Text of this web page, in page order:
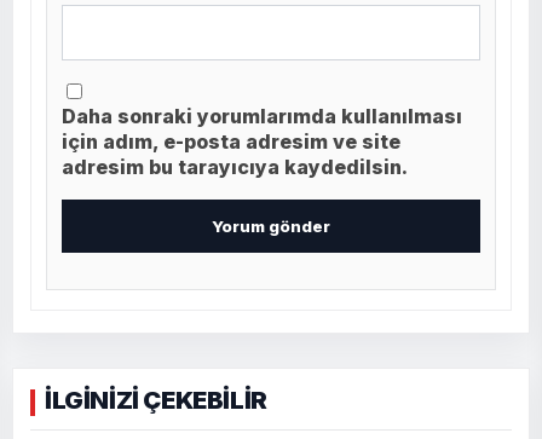
Daha sonraki yorumlarımda kullanılması
için adım, e-posta adresim ve site
adresim bu tarayıcıya kaydedilsin.
İLGİNİZİ ÇEKEBİLİR